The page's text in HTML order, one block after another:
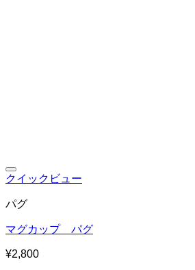
クイックビュー
パグ
マグカップ パグ
¥2,800